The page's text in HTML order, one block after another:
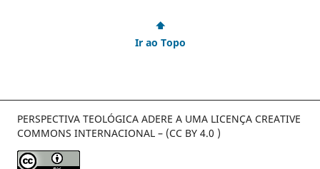
⬆
Ir ao Topo
PERSPECTIVA TEOLÓGICA ADERE A UMA LICENÇA CREATIVE
COMMONS INTERNACIONAL – (CC BY 4.0 )